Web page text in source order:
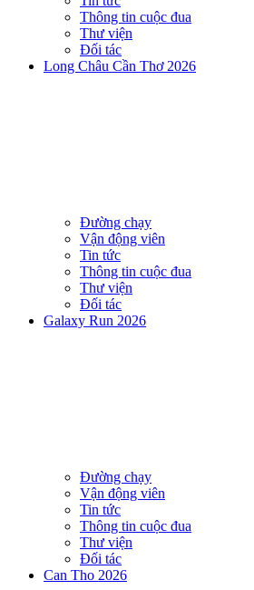
Thông tin cuộc đua
Thư viện
Đối tác
Long Châu Cần Thơ 2026
Đường chạy
Vận động viên
Tin tức
Thông tin cuộc đua
Thư viện
Đối tác
Galaxy Run 2026
Đường chạy
Vận động viên
Tin tức
Thông tin cuộc đua
Thư viện
Đối tác
Can Tho 2026